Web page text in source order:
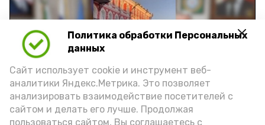
Политика обработки Персональных
данных
Сайт использует cookie и инструмент веб-
аналитики Яндекс.Метрика. Это позволяет
анализировать взаимодействие посетителей с
сайтом и делать его лучше. Продолжая
пользоваться сайтом, Вы соглашаетесь с
Play
Video
Видео: управление пресс-службы и информации